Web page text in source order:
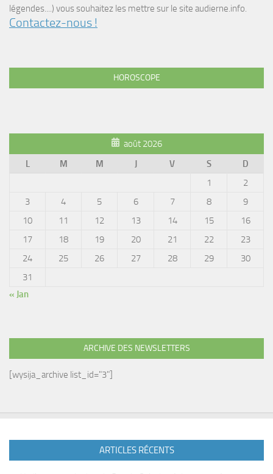
légendes....) vous souhaitez les mettre sur le site audierne.info.
Contactez-nous !
HOROSCOPE
août 2026
L
M M J V S
D
1
2
3
4 5 6 7 8
9
10
11 12 13 14 15
16
17
18 19 20 21 22
23
24
25 26 27 28 29
30
31
« Jan
ARCHIVE DES NEWSLETTERS
[wysija_archive list_id="3"]
ARTICLES RÉCENTS